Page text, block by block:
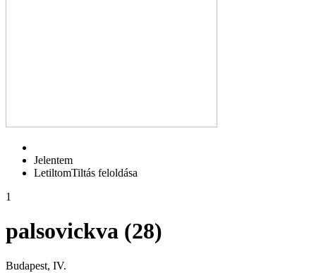
Jelentem
LetiltomTiltás feloldása
1
palsovickva (28)
Budapest, IV.